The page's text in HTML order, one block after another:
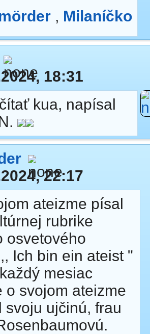
, Milaníčko
18:31
kua, napísal
22:17
ateizme písal
rubrike
osvetového
Ich bin ein ateist "
mesiac
o svojom ateizme
svoju ujčinú, frau